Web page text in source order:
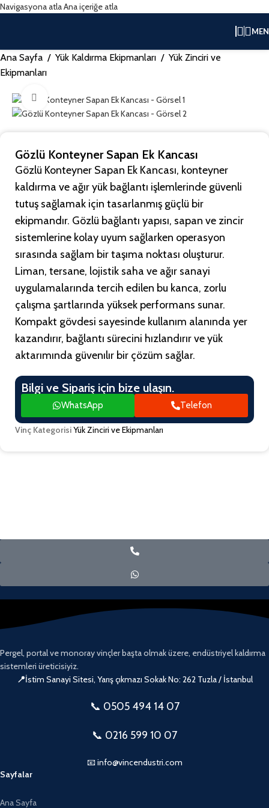
Navigasyona atlaAna içeriğe atla
Ana Sayfa / Yük Kaldırma Ekipmanları / Yük Zinciri ve
Ekipmanları
Büyütmek için tıklayın
Gözlü Konteyner Sapan Ek Kancası
Gözlü Konteyner Sapan Ek Kancası, konteyner
kaldırma ve ağır yük bağlantı işlemlerinde güvenli
tutuş sağlamak için tasarlanmış güçlü bir
ekipmandır. Gözlü bağlantı yapısı, sapan ve zincir
sistemlerine kolay uyum sağlarken operasyon
sırasında sağlam bir taşıma noktası oluşturur.
Liman, tersane, lojistik saha ve ağır sanayi
uygulamalarında tercih edilen bu kanca, zorlu
çalışma şartlarında yüksek performans sunar.
Kompakt gövdesi sayesinde kullanım alanında yer
kazandırır, bağlantı sürecini hızlandırır ve yük
aktarımında güvenılır bir çözüm sağlar.
Bilgi ve Sipariş için bize ulaşın.
WhatsApp Telefon
Vinç KategorisiYük Zinciri ve Ekipmanları
Pergel, portal ve monoray vinçler başta olmak üzere, endüstriyel kaldırma
sistemleri üreticisiyiz.
📍İstim Sanayi Sitesi, Yarış çıkmazı Sokak No: 262 Tuzla / İstanbul
📞 0505 494 14 07
📞 0216 599 10 07
📧 info@vincendustri.com
Sayfalar
Ana Sayfa